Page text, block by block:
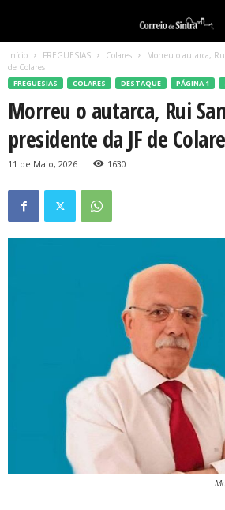
Início FREGUESIAS Colares
Morreu o autarca,
de Colares
FREGUESIAS COLARES DESTAQUE PÁGINA 1
Morreu o autarca, Rui
presidente da JF de
11 de Maio, 2026 1630